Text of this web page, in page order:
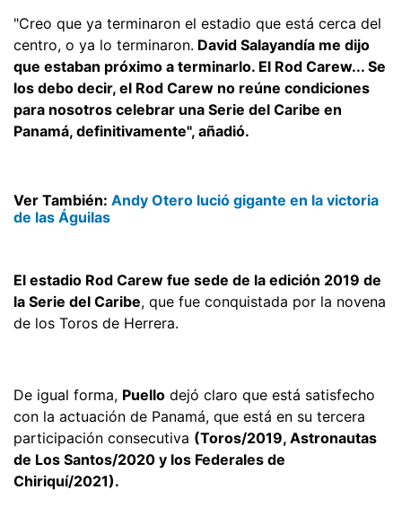
"Creo que ya terminaron el estadio que está cerca del
centro, o ya lo terminaron. David Salayandía me dijo
que estaban próximo a terminarlo. El Rod Carew... Se
los debo decir, el Rod Carew no reúne condiciones
para nosotros celebrar una Serie del Caribe en
Panamá, definitivamente", añadió.
Ver También: Andy Otero lució gigante en la victoria
de las Águilas
El estadio Rod Carew fue sede de la edición 2019 de
la Serie del Caribe, que fue conquistada por la novena
de los Toros de Herrera.
De igual forma, Puello dejó claro que está satisfecho
con la actuación de Panamá, que está en su tercera
participación consecutiva (Toros/2019, Astronautas
de Los Santos/2020 y los Federales de
Chiriquí/2021).